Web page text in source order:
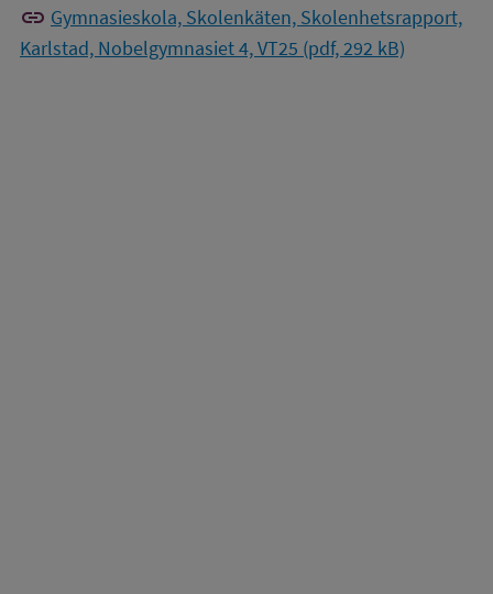
link Gymnasieskola, Skolenkäten, Skolenhetsrapport,
Karlstad, Nobelgymnasiet 4, VT25 (pdf, 292 kB)